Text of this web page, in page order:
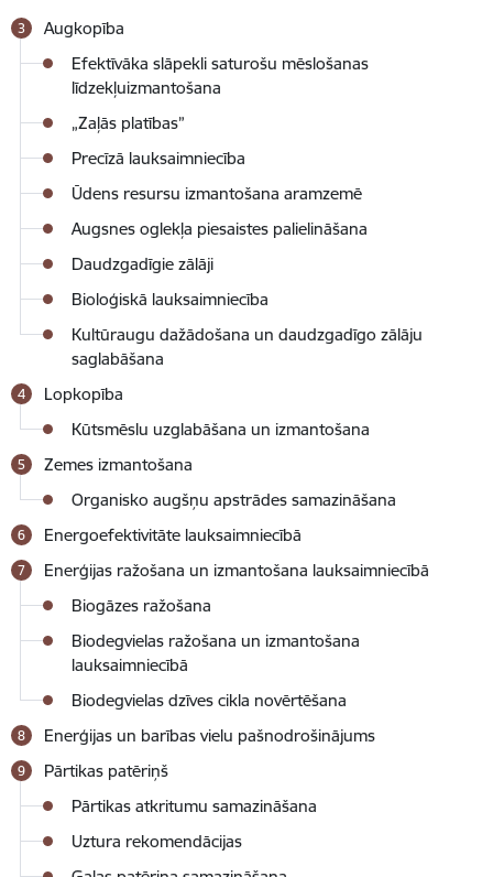
Augkopība
Efektīvāka slāpekli saturošu mēslošanas
līdzekļuizmantošana
„Zaļās platības”
Precīzā lauksaimniecība
Ūdens resursu izmantošana aramzemē
Augsnes oglekļa piesaistes palielināšana
Daudzgadīgie zālāji
Bioloģiskā lauksaimniecība
Kultūraugu dažādošana un daudzgadīgo zālāju
saglabāšana
Lopkopība
Kūtsmēslu uzglabāšana un izmantošana
Zemes izmantošana
Organisko augšņu apstrādes samazināšana
Energoefektivitāte lauksaimniecībā
Enerģijas ražošana un izmantošana lauksaimniecībā
Biogāzes ražošana
Biodegvielas ražošana un izmantošana
lauksaimniecībā
Biodegvielas dzīves cikla novērtēšana
Enerģijas un barības vielu pašnodrošinājums
Pārtikas patēriņš
Pārtikas atkritumu samazināšana
Uztura rekomendācijas